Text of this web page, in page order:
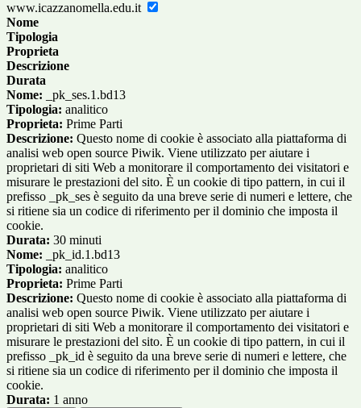
www.icazzanomella.edu.it
Nome
Tipologia
Proprieta
Descrizione
Durata
Nome: _pk_ses.1.bd13
Tipologia: analitico
Proprieta: Prime Parti
Descrizione: Questo nome di cookie è associato alla piattaforma di
analisi web open source Piwik. Viene utilizzato per aiutare i
proprietari di siti Web a monitorare il comportamento dei visitatori e
misurare le prestazioni del sito. È un cookie di tipo pattern, in cui il
prefisso _pk_ses è seguito da una breve serie di numeri e lettere, che
si ritiene sia un codice di riferimento per il dominio che imposta il
cookie.
Durata: 30 minuti
Nome: _pk_id.1.bd13
Tipologia: analitico
Proprieta: Prime Parti
Descrizione: Questo nome di cookie è associato alla piattaforma di
analisi web open source Piwik. Viene utilizzato per aiutare i
proprietari di siti Web a monitorare il comportamento dei visitatori e
misurare le prestazioni del sito. È un cookie di tipo pattern, in cui il
prefisso _pk_id è seguito da una breve serie di numeri e lettere, che
si ritiene sia un codice di riferimento per il dominio che imposta il
cookie.
Durata: 1 anno